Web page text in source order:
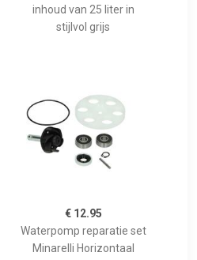
inhoud van 25 liter in
stijlvol grijs
€ 12.95
Waterpomp reparatie set
Minarelli Horizontaal